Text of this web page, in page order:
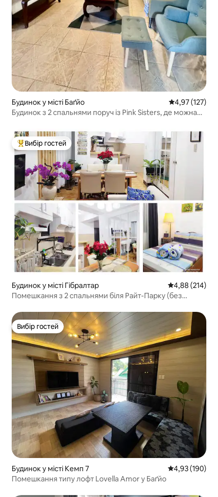
Будинок у місті Баґйо Середня
4,97 (127)
Будинок з 2 спальнями поруч із Pink Sisters, де можна
Топ вибір гостей
Вибір гостей
Будинок у місті Гібралтар Середня
4,88 (214)
Помешкання з 2 спальнями біля Райт-Парку (без
Вибір гостей
Вибір гостей
Будинок у місті Кемп 7 Середня
4,93 (190)
Помешкання типу лофт Lovella Amor у Баґйо